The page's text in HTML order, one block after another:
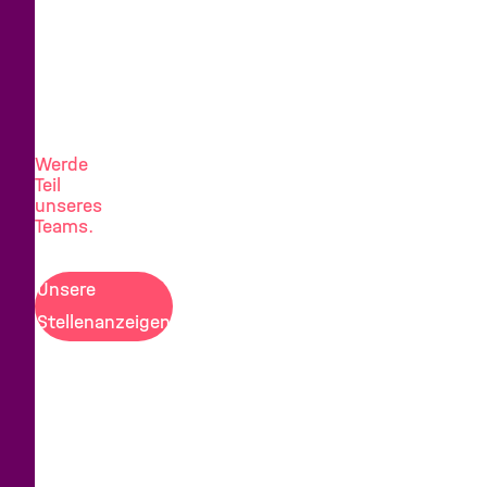
Werde
Teil
unseres
Teams.
Unsere
Stellenanzeigen